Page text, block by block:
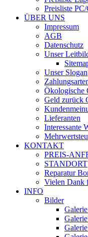
Preisliste
ÜBER UNS
Impressum
AGB
Datenschutz
Unser
Unser Slogan
Ökologische
Geld zurück
Lieferanten
Interessante
KONTAKT
PREIS-
STANDORT
Reparatur
Vielen Dank
INFO
Bilder